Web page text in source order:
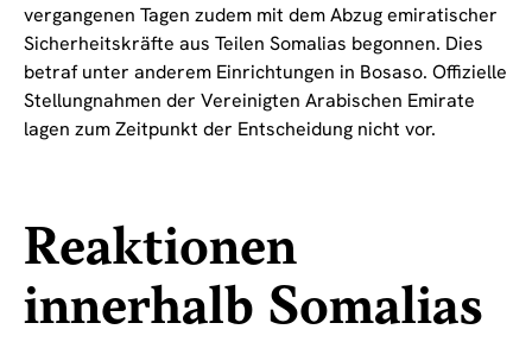
vergangenen Tagen zudem mit dem Abzug emiratischer
Sicherheitskräfte aus Teilen Somalias begonnen. Dies
betraf unter anderem Einrichtungen in Bosaso. Offizielle
Stellungnahmen der Vereinigten Arabischen Emirate
lagen zum Zeitpunkt der Entscheidung nicht vor.
Reaktionen
innerhalb Somalias